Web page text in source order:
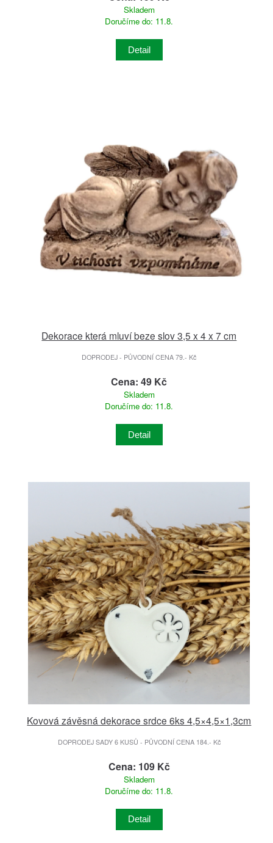
Skladem
Doručíme do: 11.8.
Detail
Dekorace která mluví beze slov 3,5 x 4 x 7 cm
DOPRODEJ - PŮVODNÍ CENA 79.- Kč
Cena: 49 Kč
Skladem
Doručíme do: 11.8.
Detail
Kovová závěsná dekorace srdce 6ks 4,5×4,5×1,3cm
DOPRODEJ SADY 6 KUSŮ - PŮVODNÍ CENA 184.- Kč
Cena: 109 Kč
Skladem
Doručíme do: 11.8.
Detail